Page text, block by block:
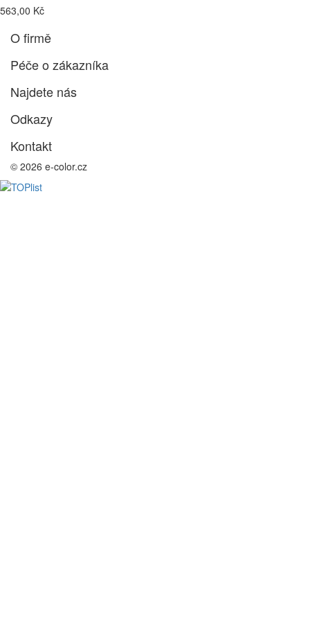
563,00 Kč
O firmě
Péče o zákazníka
Najdete nás
Odkazy
Kontakt
© 2026 e-color.cz